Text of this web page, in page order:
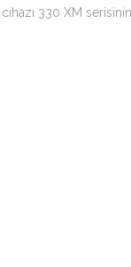
330 XM serisinin